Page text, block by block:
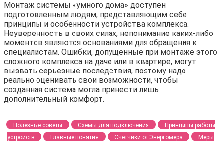
Монтаж системы «умного дома» доступен
подготовленным людям, представляющим себе
принципы и особенности устройства комплекса.
Неуверенность в своих силах, непонимание каких-либо
моментов являются основаниями для обращения к
специалистам. Ошибки, допущенные при монтаже этого
сложного комплекса на даче или в квартире, могут
вызвать серьёзные последствия, поэтому надо
реально оценивать свои возможности, чтобы
созданная система могла принести лишь
дополнительный комфорт.
Полезные советы Схемы для подключения
Принципы работы
устройств
Главные понятия Счетчики от Энергомера
Меры